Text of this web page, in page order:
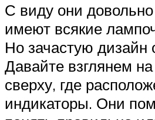
С виду они
имеют всякие
Но зачастую дизайн
Давайте взглянем на
сверху, где
индикаторы. Они